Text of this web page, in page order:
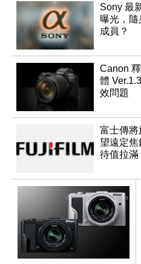
Sony 最
曝光，
成員？
Canon
體
效問題
富士傳將
望遠定焦
待值拉滿